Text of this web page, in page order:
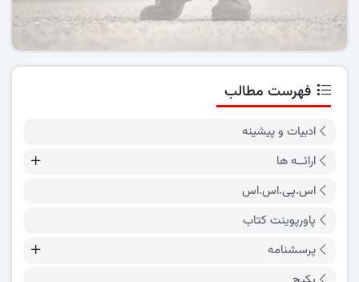
فهرست مطالب
ادبیات و پیشینه
ارائــه ها
اس.پی.اس.اس
پاورپوینت کتاب
پرسشنامه